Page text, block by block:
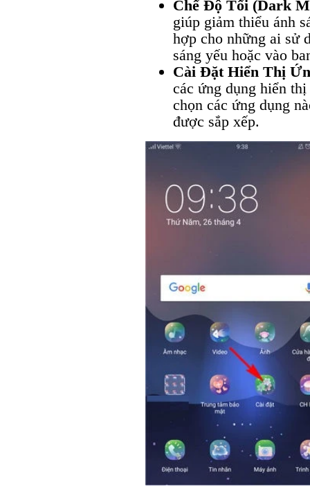
Chế Độ Tối (Dark
giúp giảm thiểu ánh
hợp cho những ai sử
sáng yếu hoặc vào
Cài Đặt Hiển Thị
các ứng dụng hiển
chọn các ứng dụng
được sắp xếp.